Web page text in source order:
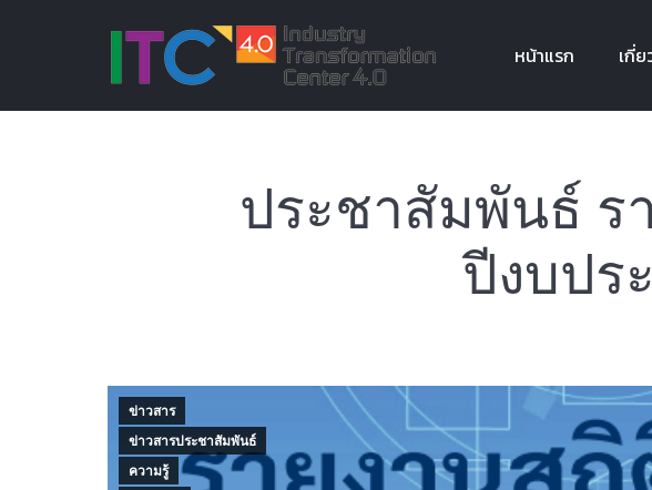
หน้าแรก เกี่
ประชาสัมพันธ์ ร
ปีงบปร
ข่าวสาร
ข่าวสารประชาสัมพันธ์
ความรู้
เกี่